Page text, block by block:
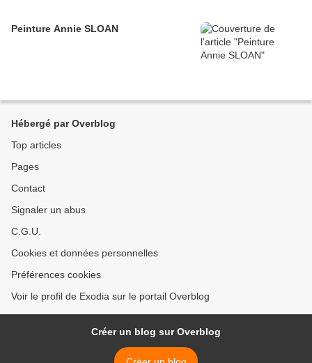
Peinture Annie SLOAN
Hébergé par Overblog
Top articles
Pages
Contact
Signaler un abus
C.G.U.
Cookies et données personnelles
Préférences cookies
Voir le profil de Exodia sur le portail Overblog
Créer un blog sur Overblog